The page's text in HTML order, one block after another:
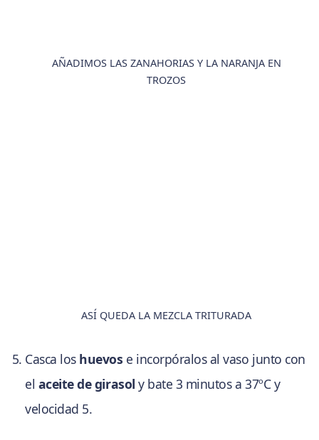
AÑADIMOS LAS ZANAHORIAS Y LA NARANJA EN
TROZOS
ASÍ QUEDA LA MEZCLA TRITURADA
Casca los huevos e incorpóralos al vaso junto con
el aceite de girasol y bate 3 minutos a 37ºC y
velocidad 5.